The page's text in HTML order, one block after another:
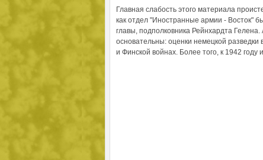
Главная слабость этого материала
как отдел "Иностранные армии - Восток"
главы, подполковника Рейнхардта
основательны: оценки немецкой разведки
и Финской войнах. Более того, к 1942 году